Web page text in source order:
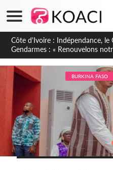
Sierra Leone : Un projet de
gestation, points clés des
BURKINA FASO